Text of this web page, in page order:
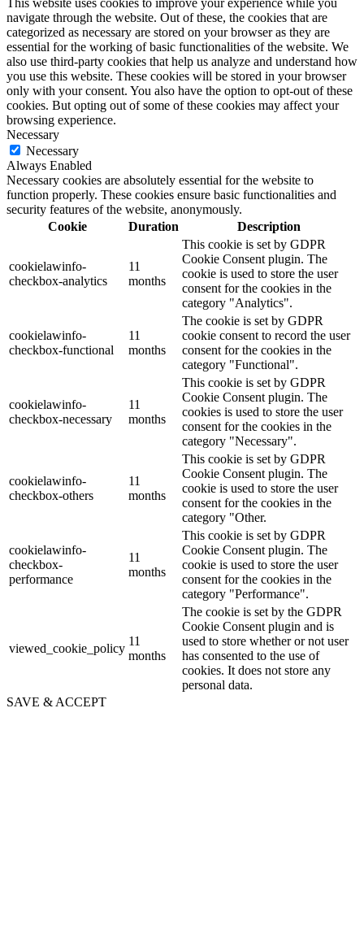
navigate through the website. Out of these, the cookies that are
categorized as necessary are stored on your browser as they are
essential for the working of basic functionalities of the website. We
also use third-party cookies that help us analyze and understand how
you use this website. These cookies will be stored in your browser
only with your consent. You also have the option to opt-out of these
cookies. But opting out of some of these cookies may affect your
browsing experience.
Necessary
Necessary
Always Enabled
Necessary cookies are absolutely essential for the website to
function properly. These cookies ensure basic functionalities and
security features of the website, anonymously.
Cookie
Duration Description
cookielawinfo-
checkbox-analytics
11
months
This cookie is set by GDPR
Cookie Consent plugin. The
cookie is used to store the user
consent for the cookies in the
category "Analytics".
cookielawinfo-
checkbox-functional
11
months
The cookie is set by GDPR
cookie consent to record the user
consent for the cookies in the
category "Functional".
cookielawinfo-
checkbox-necessary
11
months
This cookie is set by GDPR
Cookie Consent plugin. The
cookies is used to store the user
consent for the cookies in the
category "Necessary".
cookielawinfo-
checkbox-others
11
months
This cookie is set by GDPR
Cookie Consent plugin. The
cookie is used to store the user
consent for the cookies in the
category "Other.
cookielawinfo-
checkbox-
performance
11
months
This cookie is set by GDPR
Cookie Consent plugin. The
cookie is used to store the user
consent for the cookies in the
category "Performance".
viewed_cookie_policy
11
months
The cookie is set by the GDPR
Cookie Consent plugin and is
used to store whether or not user
has consented to the use of
cookies. It does not store any
personal data.
SAVE & ACCEPT